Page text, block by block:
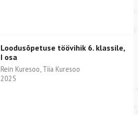
Loodusõpetuse töövihik 6. klassile,
I osa
Rein Kuresoo, Tiia Kuresoo
2025